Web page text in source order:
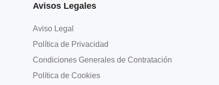
Avisos Legales
Aviso Legal
Política de Privacidad
Condiciones Generales de Contratación
Política de Cookies